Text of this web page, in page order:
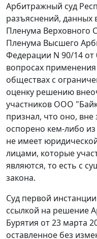
Арбитражный суд
разъяснений, данных
Пленума Верховного
Пленума Высшего
Федерации N 90/14
вопросах
обществах с
оценку решению
участников ООО
признал, что оно, вне
оспорено кем-либо
не имеет
лицами, которые
являются, то есть с
закона.
Суд первой
ссылкой на решение
Бурятия от 23 марта
оставленное без